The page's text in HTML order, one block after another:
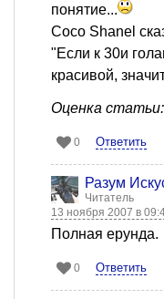
понятие...
Coco Shanel
"Если к 30и
красивой,
Оценка
0 Ответить
Разум
Читатель
13 ноября 2007 в
Полная ерунда.
0 Ответить